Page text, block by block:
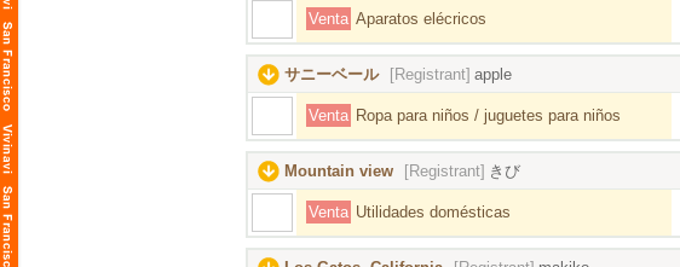
Venta Aparatos elécricos
サニーベール [Registrant] apple
Venta Ropa para niños / juguetes para niños
Mountain view [Registrant] きび
Venta Utilidades domésticas